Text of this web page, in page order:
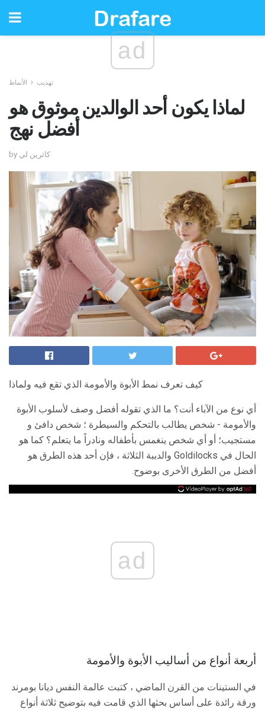
ad
تهذيب الأنماط
لماذا يكون أحد الوالدين موثوق هو
أفضل نهج
by كاثرين لي
كيف تعرف نمط الأبوة والأمومة الذي تقع فيه ولماذا
أي نوع من الآباء أنت؟ ما الذي تقوله أفضل وصف لأسلوب الأبوة
والأمومة - شخص يطالب بالتحكم والسيطرة ؛ شخص دافئ و
مستجيب؛ أو أي شخص ينغمس بأطفاله ونادراً ما يتعلم؟ كما هو
الحال في Goldilocks والدببة الثلاثة ، فإن أحد هذه الطرق هو
أفضل من الطرق الأخرى بوضوح.
ad
أربعة أنواع من أساليب الأبوة والأمومة
في الستينات من القرن الماضي ، كتبت عالمة النفس ديانا بومرند
ورقة رائدة على أساس بحثها الذي قامت فيه بتوضيح ثلاثة أنواع